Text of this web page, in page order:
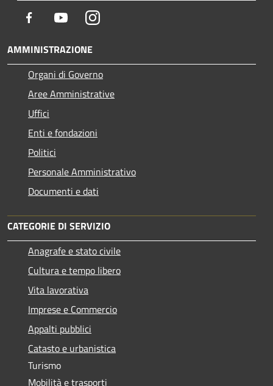
Facebook YoutubeInstagram
AMMINISTRAZIONE
Organi di Governo
Aree Amministrative
Uffici
Enti e fondazioni
Politici
Personale Amministrativo
Documenti e dati
CATEGORIE DI SERVIZIO
Anagrafe e stato civile
Cultura e tempo libero
Vita lavorativa
Imprese e Commercio
Appalti pubblici
Catasto e urbanistica
Turismo
Mobilità e trasporti